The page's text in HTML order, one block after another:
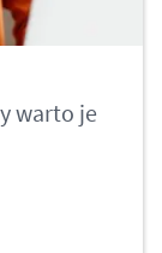
warto je